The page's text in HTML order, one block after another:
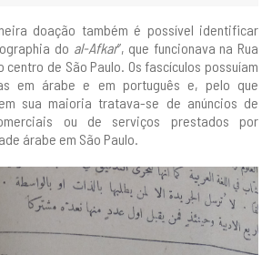
doação também é possível identificar
do al-Afkar”, que funcionava na Rua
centro de São Paulo. Os fascículos possuíam
em árabe e em português e, pelo que
sua maioria tratava-se de anúncios de
ou de serviços prestados por
árabe em São Paulo.